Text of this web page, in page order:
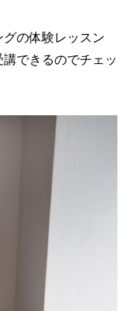
の体験レッスン
できるのでチェッ